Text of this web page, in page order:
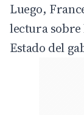
Luego,
lectura sobre
Estado del